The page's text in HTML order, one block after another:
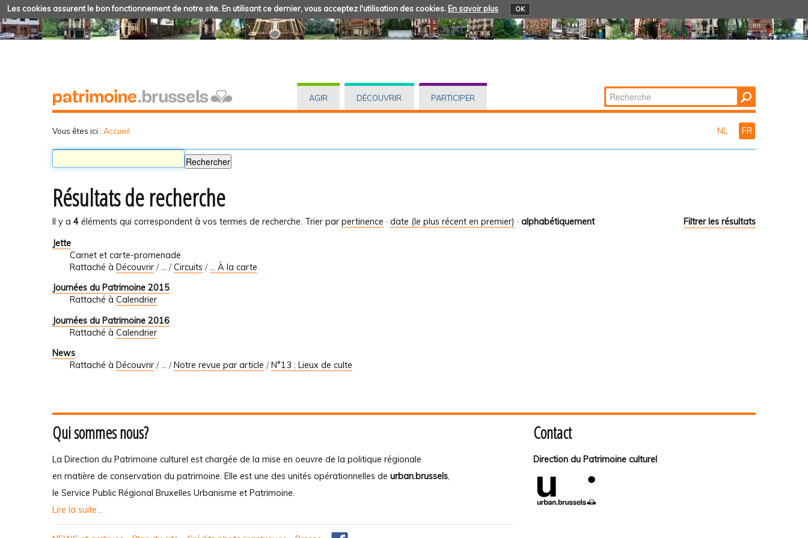
Les cookies assurent le bon fonctionnement de notre site. En utilisant ce dernier, vous acceptez l'utilisation des cookies. En savoir plus OK
AGIR DÉCOUVRIR PARTICIPER Chercher par
Recherche
Vous êtes ici : Accueil NL FR
Résultats de recherche
Il y a 4 éléments qui correspondent à vos termes de recherche. Filtrer les résultats
Trier par pertinence · date (le plus récent en premier) · alphabétiquement
Jette
Carnet et carte-promenade
Rattaché à Découvrir /… /Circuits /... À la carte
Journées du Patrimoine 2015
Rattaché à Calendrier
Journées du Patrimoine 2016
Rattaché à Calendrier
News
Rattaché à Découvrir /… /Notre revue par article /N°13 : Lieux de culte
Qui sommes nous?
La Direction du Patrimoine culturel est chargée de la mise en oeuvre de la politique régionale
en matière de conservation du patrimoine. Elle est une des unités opérationnelles de urban.brussels,
le Service Public Régional Bruxelles Urbanisme et Patrimoine.
Lire la suite...
Contact
Direction du Patrimoine culturel